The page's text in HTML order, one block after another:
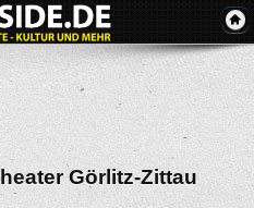
Görlitz-Zittau